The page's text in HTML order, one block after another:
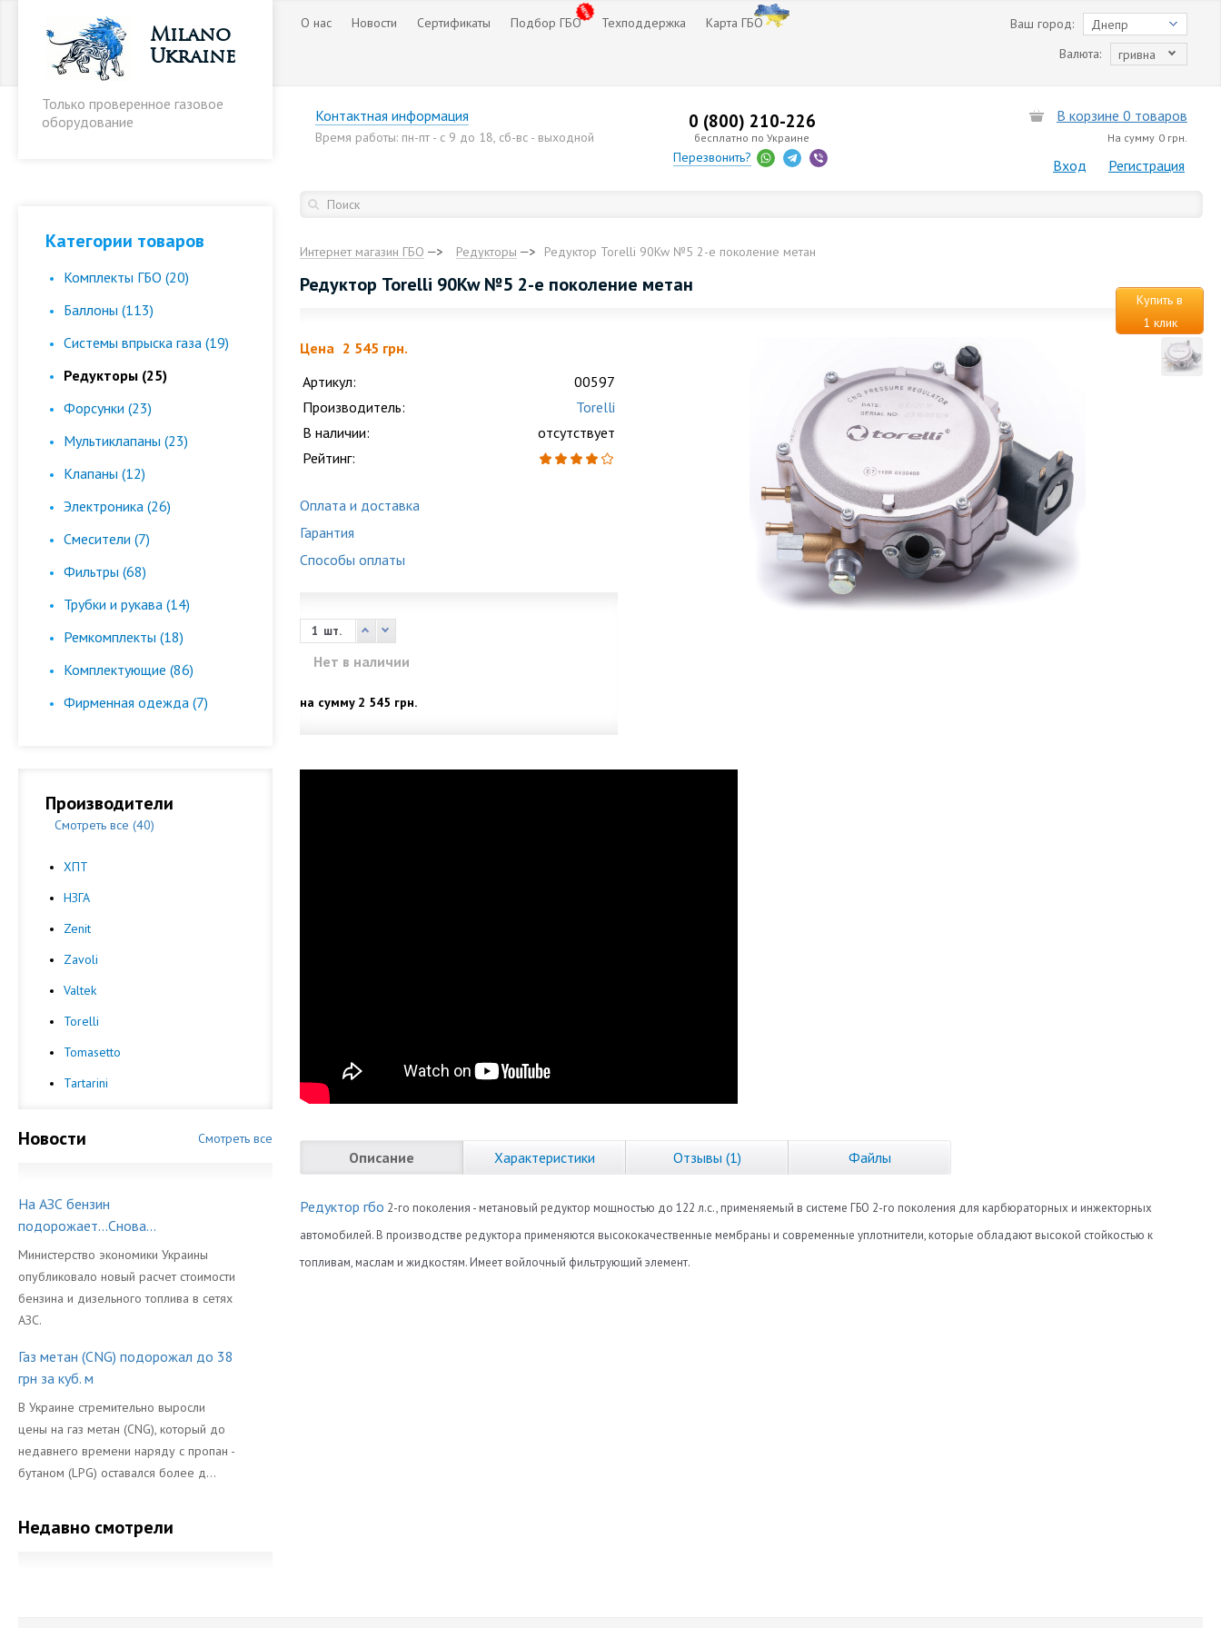
Milano
Ukraine
Только проверенное газовое
оборудование
О нас Новости Сертификаты Подбор ГБО Техподдержка Карта ГБО Днепр
Ваш город:
гривна
Валюта:
Контактная информация
Время работы: пн-пт - с 9 до 18, сб-вс - выходной
0 (800) 210-226
бесплатно по Украине
Перезвонить?
В корзине 0 товаров
На сумму 0 грн.
Вход Регистрация
Категории товаров
Комплекты ГБО (20)
Баллоны (113)
Cистемы впрыска газа (19)
Редукторы (25)
Форсунки (23)
Мультиклапаны (23)
Клапаны (12)
Электроника (26)
Смесители (7)
Фильтры (68)
Трубки и рукава (14)
Ремкомплекты (18)
Комплектующие (86)
Фирменная одежда (7)
Производители
Смотреть все (40)
ХПТ
НЗГА
Zenit
Zavoli
Valtek
Torelli
Tomasetto
Tartarini
Новости Смотреть все
На АЗС бензин
подорожает...Снова...
Министерство экономики Украины
опубликовало новый расчет стоимости
бензина и дизельного топлива в сетях
АЗС.
Газ метан (CNG) подорожал до 38
грн за куб. м
В Украине стремительно выросли
цены на газ метан (CNG), который до
недавнего времени наряду с пропан -
бутаном (LPG) оставался более д...
Недавно смотрели
Интернет магазин ГБО Редукторы Редуктор Torelli 90Kw №5 2-е поколение метан
Редуктор Torelli 90Kw №5 2-е поколение метан
Купить в
1 клик
Цена 2 545 грн.
Артикул:
00597
Производитель:
Torelli
В наличии:
отсутствует
Рейтинг:
Оплата и доставка
Гарантия
Способы оплаты
шт.
Нет в наличии
на сумму 2 545 грн.
Описание Характеристики Отзывы (1) Файлы
Редуктор гбо 2-го поколения - метановый редуктор мощностью до 122 л.с., применяемый в системе ГБО 2-го поколения для карбюраторных и инжекторных
автомобилей. В производстве редуктора применяются высококачественные мембраны и современные уплотнители, которые обладают высокой стойкостью к
топливам, маслам и жидкостям. Имеет войлочный фильтрующий элемент.